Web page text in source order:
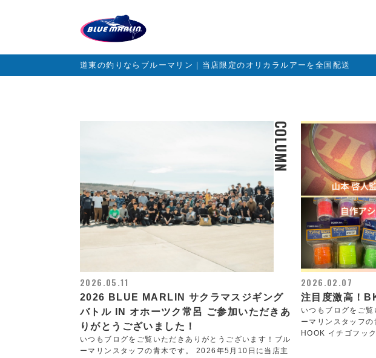
道東の釣りならブルーマリン｜当店限定のオリカラルアーを全国配送
COLUMN
2026.05.11
2026 BLUE MARLIN サクラマスジギング
バトル IN オホーツク常呂 ご参加いただきあ
りがとうございました！
いつもブログをご覧いただきありがとうございます！ブル
ーマリンスタッフの青木です。 2026年5月10日に当店主
2026.02.07
注目度激高！
いつもブログをご
ーマリンスタッフ
HOOK イチゴフッ